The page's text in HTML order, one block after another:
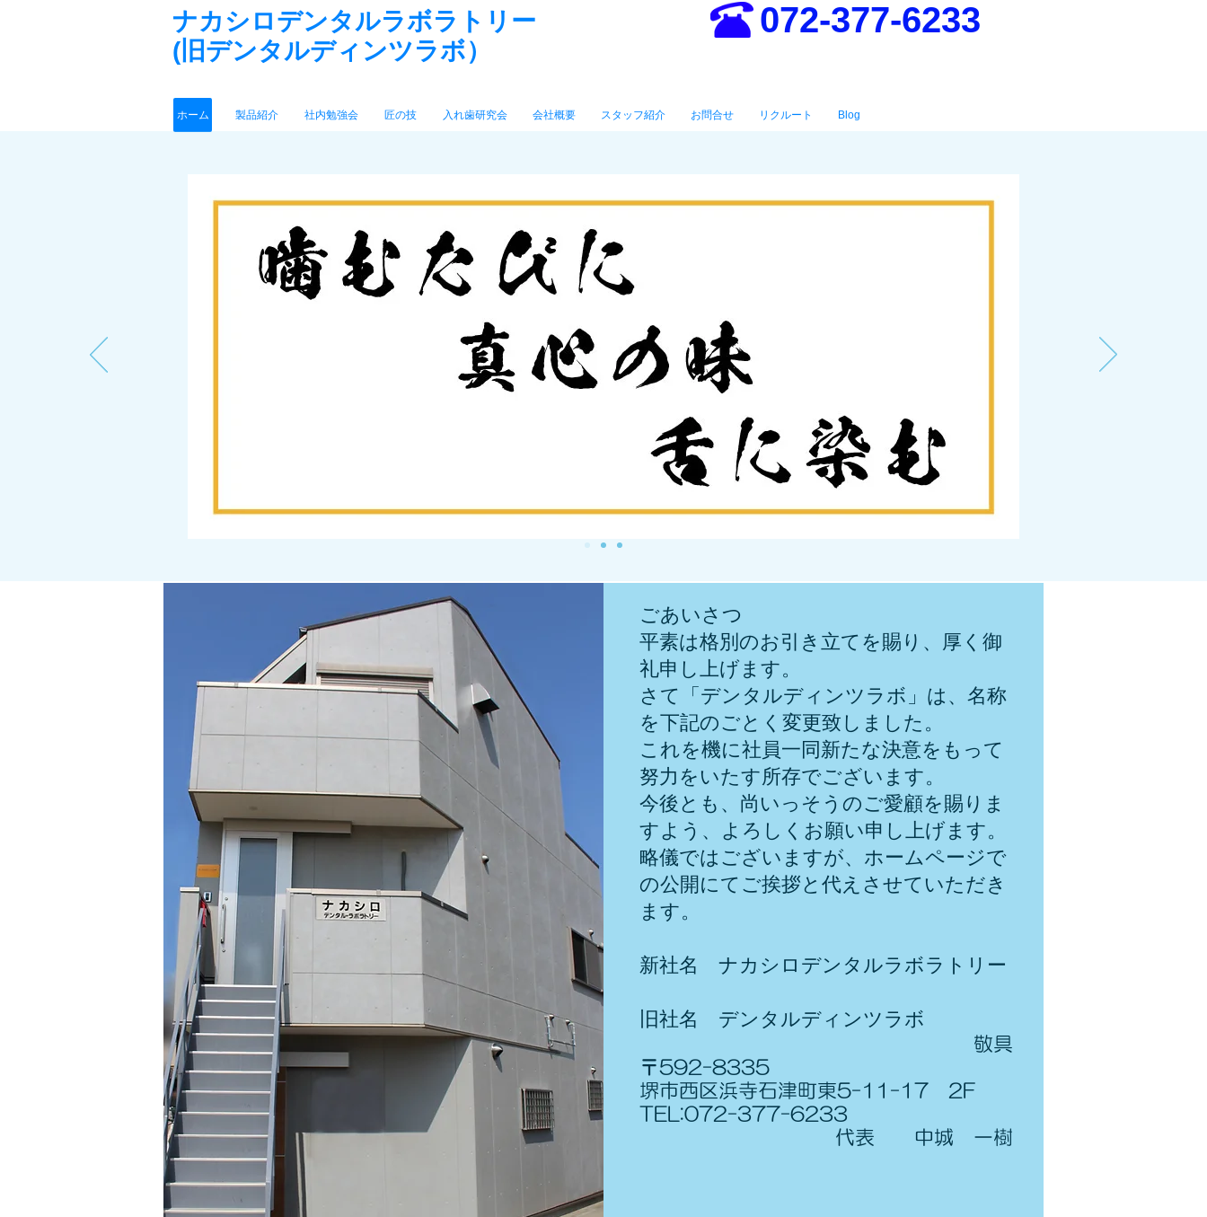
ナカシロデンタルラボラトリー
(旧デンタルディンツラボ）
072-377-6233
ホーム 製品紹介 社内勉強会 匠の技 入れ歯研究会 会社概要 スタッフ紹介 お問合せ リクルート Blog
ごあいさつ
平素は格別のお引き立てを賜り、厚く御
礼申し上げます。
さて「デンタルディンツラボ」は、名称
を下記のごとく変更致しました。
これを機に社員一同新たな決意をもって
努力をいたす所存でございます。
今後とも、尚いっそうのご愛顧を賜りま
すよう、よろしくお願い申し上げます。
略儀ではございますが、ホームページで
の公開にてご挨拶と代えさせていただき
ます。
新社名 ナカシロデンタルラボラトリー
旧社名 デンタルディンツラボ
敬具
〒592-8335
堺市西区浜寺石津町東5-11-17 2F
TEL:072-377-6233
代表 中城 一樹